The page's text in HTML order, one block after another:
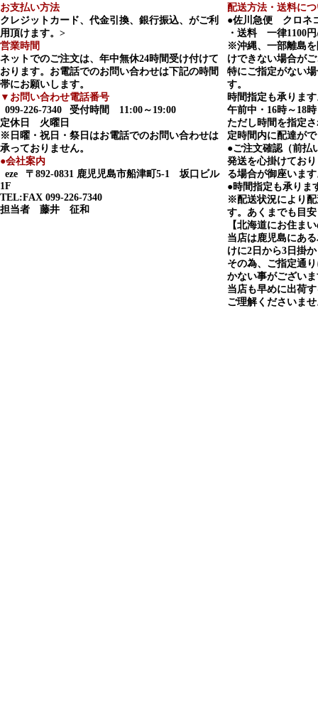
お支払い方法
クレジットカード、代金引換、銀行振込、がご利
用頂けます。>
営業時間
ネットでのご注文は、年中無休24時間受け付けて
おります。お電話でのお問い合わせは下記の時間
帯にお願いします。
▼お問い合わせ電話番号
099-226-7340
受付時間 11:00～19:00
定休日 火曜日
※日曜・祝日・祭日はお電話でのお問い合わせは
承っておりません。
●会社案内
eze
〒892-0831 鹿児児島市船津町5-1 坂口ビル
1F
TEL:FAX 099-226-7340
担当者 藤井 征和
配送方法・送料に
●佐川急便 クロネ
・送料 一律1100
※沖縄、一部離島
けできない場合が
特にご指定がない
す。
時間指定も承りま
午前中・16時～18
ただし時間を指定
定時間内に配達が
●ご注文確認（前払
発送を心掛けてお
る場合が御座いま
●時間指定も承りま
※配送状況により
す。あくまでも目
【北海道にお住ま
当店は鹿児島にあ
けに2日から3日掛
その為、ご指定通
かない事がござい
当店も早めに出荷
ご理解くださいま